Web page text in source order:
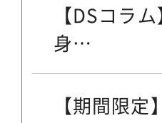
【DSコラ
身…
【期間限